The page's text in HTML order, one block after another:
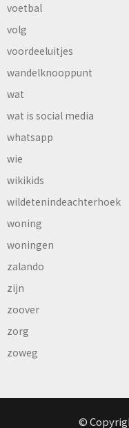
voetbal
volg
voordeeluitjes
wandelknooppunt
wat
wat is social media
whatsapp
wie
wikikids
wildetenindeachterhoek
woning
woningen
zalando
zijn
zoover
zorg
zoweg
©